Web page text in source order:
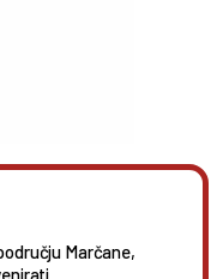
Marčane,